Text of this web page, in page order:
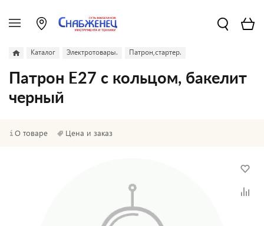
Каталог Электротовары. Патрон,стартер.
Патрон Е27 с кольцом, бакелит
черный
О товаре Цена и заказ